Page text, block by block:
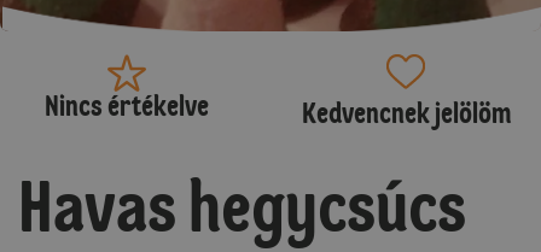
Nincs értékelve Kedvencnek jelölöm
Havas hegycsúcs